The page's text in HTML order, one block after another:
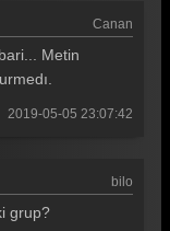
Canan
Metin
2019-05-05 23:07:42
bilo
grup?